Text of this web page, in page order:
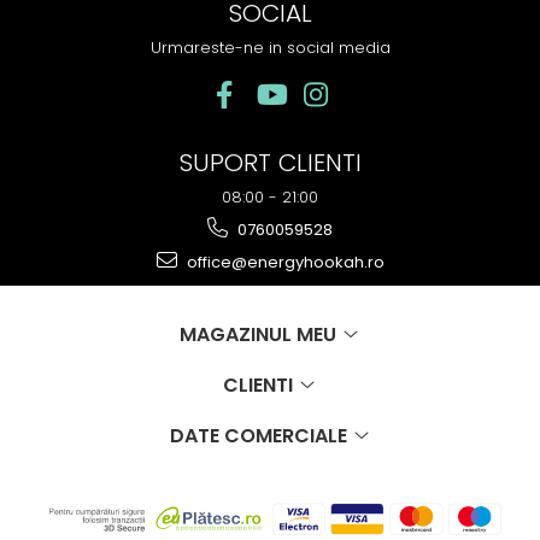
SOCIAL
Urmareste-ne in social media
SUPORT CLIENTI
08:00 - 21:00
0760059528
office@energyhookah.ro
MAGAZINUL MEU
CLIENTI
DATE COMERCIALE